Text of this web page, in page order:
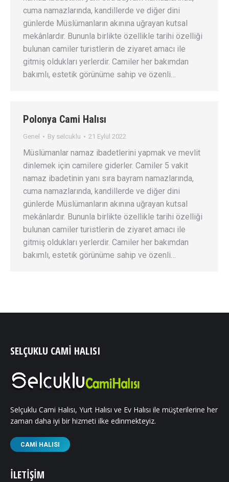
cuma namazlarında, kandillerde ve diğer dini
günlerde Müslümanların akınına uğrayan kutsal
mekânlardır. Bununla birlikte özellikle tarihi özelliği
bulunan camiler turistlerin de ziyaret amacı ile
gitmiş oldukları yerlerdir. Camiler her bakımdan
bakımlı, estetik görünüme sahip ve özenli…
Polonya Cami Halısı
Genel By selcuklu 21 Eylül 2022
Müslümanlar namaz ibadetlerini yapmak ve mevlit
dinlemek için camilere giderler. Camiler 5 vakit
namaz ibadetinin yanı sıra bayram namazlarında,
cuma namazlarında, kandillerde ve diğer dini
günlerde Müslümanların akınına uğrayan kutsal
mekânlardır. Bununla birlikte özellikle tarihi özelliği
bulunan camiler turistlerin de ziyaret amacı ile
gitmiş oldukları yerlerdir. Camiler her bakımdan
bakımlı, estetik görünüme sahip ve özenli…
SELÇUKLU CAMI HALISI
Selçuklu Cami Halısı, Yurt Halısı ve Ev Halısı ile müşterilerine her
zaman daha iyi bir hizmeti ilke edinmekteyiz.
CAMI HALISI
İLETIŞIM